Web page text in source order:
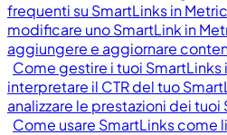
frequenti su SmartLinks in
modificare uno SmartLink in
aggiungere e aggiornare
Come gestire i tuoi SmartLinks
interpretare il CTR del tuo
analizzare le prestazioni dei
Come usare SmartLinks come